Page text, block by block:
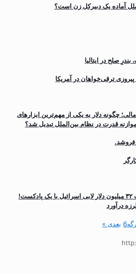
آماده یک دبیرکل زن است؟
صلح در ایتالیا
ترقی‌خواهان در آمریکا
چگونه دلار به یکی از مهم‌ترین ابزارهای
قدرت در نظام بین‌الملل تبدیل شد؟
فروشد.
طوفان سوسیالیست‌ها: شکست ۳۲ میلیون دلار لابی اسرائیل با یک پادکست!
درآورد
6 بعدی »